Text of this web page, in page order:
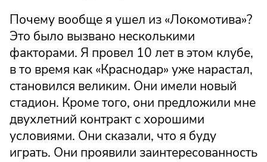
Почему вообще я ушел из «Локомотива»?
Это было вызвано несколькими
факторами. Я провел 10 лет в этом клубе,
в то время как «Краснодар» уже нарастал,
становился великим. Они имели новый
стадион. Кроме того, они предложили мне
двухлетний контракт с хорошими
условиями. Они сказали, что я буду
играть. Они проявили заинтересованность